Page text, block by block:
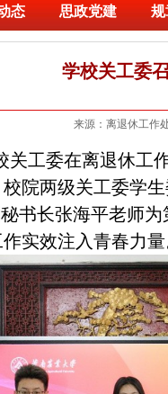
态 思政党建 规
学校关工委
来源：离退休工
关工委在离退休工
院两级关工委学
书长张海平老师
实效注入青春力